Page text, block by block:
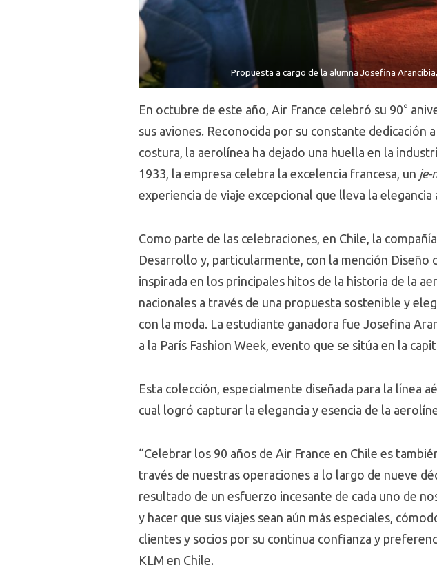
Propuesta a cargo de la alumna Josefina
En octubre de este año, Air France celebró su 90°
sus aviones. Reconocida por su constante
costura, la aerolínea ha dejado una huella en la
1933, la empresa celebra la excelencia francesa, un je-
experiencia de viaje excepcional que lleva la elegancia
Como parte de las celebraciones, en Chile, la
Desarrollo y, particularmente, con la mención
inspirada en los principales hitos de la historia de la
nacionales a través de una propuesta sostenible y
con la moda. La estudiante ganadora fue Josefina
a la París Fashion Week, evento que se sitúa en la
Esta colección, especialmente diseñada para la línea
cual logró capturar la elegancia y esencia de la
“Celebrar los 90 años de Air France en Chile es
través de nuestras operaciones a lo largo de nueve
resultado de un esfuerzo incesante de cada uno de
y hacer que sus viajes sean aún más especiales,
clientes y socios por su continua confianza y
KLM en Chile.